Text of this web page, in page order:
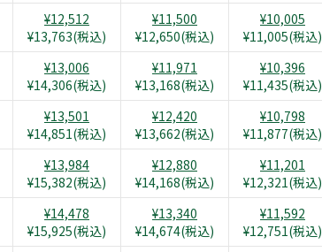
¥12,512
¥13,763(税込)
¥11,500
¥12,650(税込)
¥10,005
¥11,005(税込)
¥13,006
¥14,306(税込)
¥11,971
¥13,168(税込)
¥10,396
¥11,435(税込)
¥13,501
¥14,851(税込)
¥12,420
¥13,662(税込)
¥10,798
¥11,877(税込)
¥13,984
¥15,382(税込)
¥12,880
¥14,168(税込)
¥11,201
¥12,321(税込)
¥14,478
¥15,925(税込)
¥13,340
¥14,674(税込)
¥11,592
¥12,751(税込)